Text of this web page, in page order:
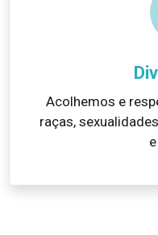
Acolhemos e
raças,